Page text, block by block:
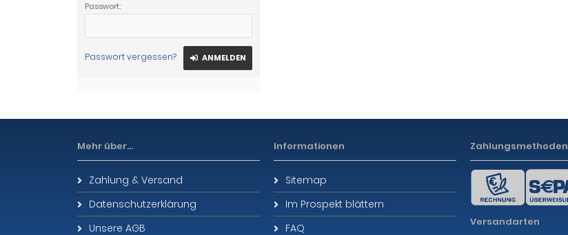
Passwort:
Passwort vergessen? ANMELDEN
Mehr über...
Zahlung & Versand
Datenschutzerklärung
Unsere AGB
Informationen
Sitemap
Im Prospekt blättern
FAQ
Zahlungsmethoden
Versandarten